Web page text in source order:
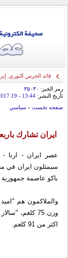
قائد الحرس الثوري:
الحمراء
رمز الخبر: ۳۵۰۳۰
تأريخ النشر: 13:44
- 19 April 2017
صفحه نخست » سياسي
ايران تشارك
عصر ايران - ارنا -
سيمثلون ايران في
باكو عاصمة جمهورية
اكثر من 91 كلغم.